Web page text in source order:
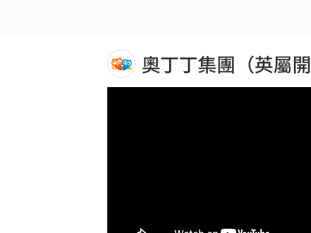
奧丁丁集團（英屬